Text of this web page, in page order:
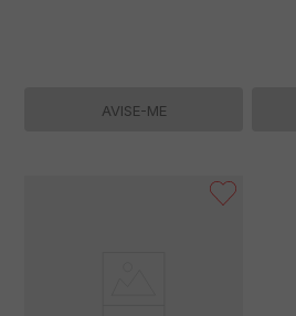
AVISE-ME